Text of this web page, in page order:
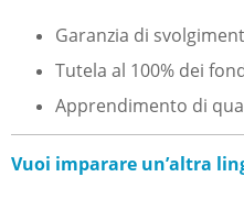
Garanzia di
Tutela al 100% dei
Apprendimento di
Vuoi imparare un’altra